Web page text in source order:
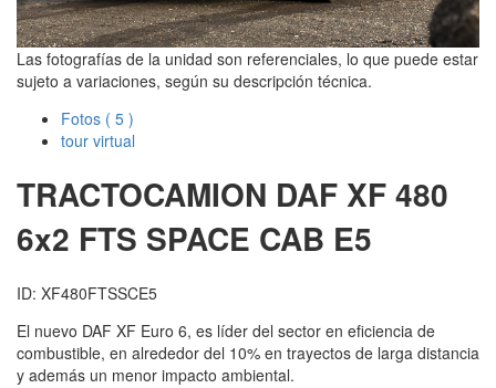
Las fotografías de la unidad son referenciales, lo que puede estar
sujeto a variaciones, según su descripción técnica.
Fotos ( 5 )
tour virtual
TRACTOCAMION DAFXF 480
6x2 FTS SPACE CAB E5
ID: XF480FTSSCE5
El nuevo DAF XF Euro 6, es líder del sector en eficiencia de
combustible, en alrededor del 10% en trayectos de larga distancia
y además un menor impacto ambiental.